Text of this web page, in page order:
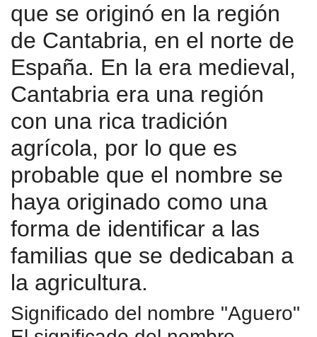
que se originó en la región
de Cantabria, en el norte de
España. En la era medieval,
Cantabria era una región
con una rica tradición
agrícola, por lo que es
probable que el nombre se
haya originado como una
forma de identificar a las
familias que se dedicaban a
la agricultura.
Significado del nombre "Aguero"